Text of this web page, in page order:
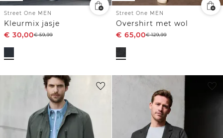
Street One MEN
Kleurmix jasje
€ 30,00€59,99
Street One MEN
Overshirt met wol
€ 65,00€129,99